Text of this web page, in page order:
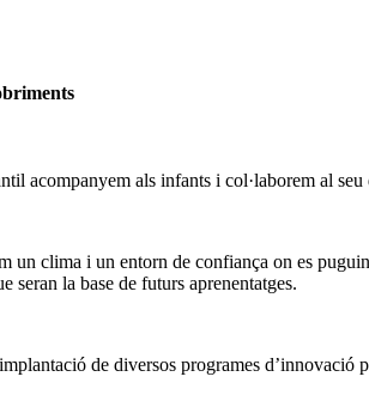
acompanyem als infants i col·laborem al
un clima i un entorn de confiança on es
seran la base de futurs aprenentatges.
de diversos programes d’innovació